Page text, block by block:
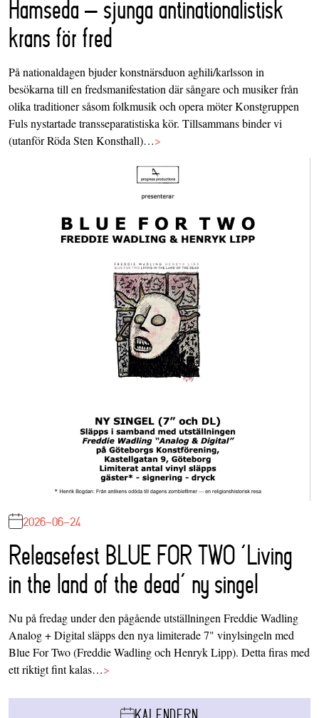
Hamseda – sjunga antinationalistisk
krans för fred
På nationaldagen bjuder konstnärsduon aghili/karlsson in
besökarna till en fredsmanifestation där sångare och musiker från
olika traditioner såsom folkmusik och opera möter Konstgruppen
Fuls nystartade transseparatistiska kör. Tillsammans binder vi
(utanför Röda Sten Konsthall)…>
2026-06-24
Releasefest BLUE FOR TWO ‘Living
in the land of the dead’ ny singel
Nu på fredag under den pågående utställningen Freddie Wadling
Analog + Digital släpps den nya limiterade 7" vinylsingeln med
Blue For Two (Freddie Wadling och Henryk Lipp). Detta firas med
ett riktigt fint kalas…>